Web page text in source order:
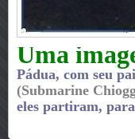
Uma
Pádua, com seu
(Submarine
eles partiram,